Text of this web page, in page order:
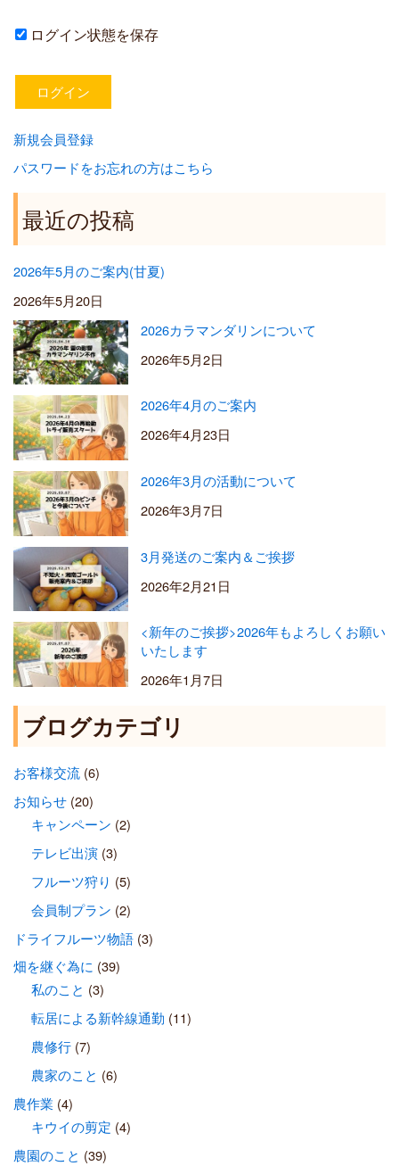
ログイン状態を保存
新規会員登録
パスワードをお忘れの方はこちら
最近の投稿
2026年5月のご案内(甘夏)
2026年5月20日
2026カラマンダリンについて
2026年5月2日
2026年4月のご案内
2026年4月23日
2026年3月の活動について
2026年3月7日
3月発送のご案内＆ご挨拶
2026年2月21日
<新年のご挨拶>2026年もよろしくお願い
いたします
2026年1月7日
ブログカテゴリ
お客様交流(6)
お知らせ(20)
キャンペーン (2)
テレビ出演(3)
フルーツ狩り (5)
会員制プラン (2)
ドライフルーツ物語(3)
畑を継ぐ為に (39)
私のこと (3)
転居による新幹線通勤 (11)
農修行(7)
農家のこと (6)
農作業 (4)
キウイの剪定 (4)
農園のこと (39)